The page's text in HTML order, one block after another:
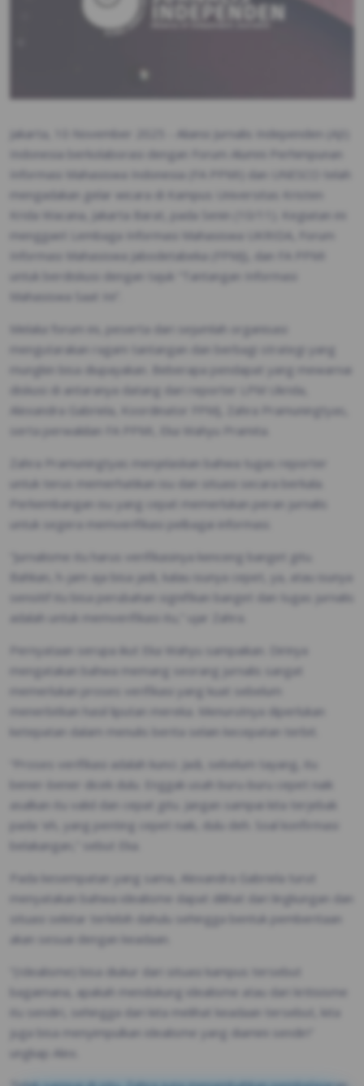
Jakarta, 10 November 2025 - Aliansi Jurnalis Independen (AJI)
Indonesia berkolaborasi dengan Forum Alumni Perhimpunan
Informasi Mahasiswa Indonesia (FA PPMI) dan UNESCO telah
mengadakan gelar wicara di Kampus Universitas Kristen
Krida Wacana, Jakarta Barat, pada Senin (10/11). Kegiatan ini
menggaet Lembaga Informasi Mahasiswa UKRIDA, Forum
Informasi Mahasiswa Jabodetabeka (FPMJ), dan FA PPMI
untuk berdiskusi dengan tajuk “Tantangan Informasi
Mahasiswa Saat Ini”.
Melalui forum ini, peserta dari sejumlah organisasi
mengutarakan ragam tantangan dan berbagi strategi yang
mungkin bisa diupayakan. Beberapa pendapat yang mewarnai
diskusi di antaranya datang dari reporter LPM Ukrida,
Alexandra Gabriela, Koordinator FPMJ, Zahra Pramuningtyas,
serta perwakilan FA PPMI, Eka Wahyu Pramita.
Zahra Pramuningtyas menjelaskan bahwa tugas reporter
untuk terus memerhatikan isu dan situasi secara berkala.
Perkembangan isu yang cepat memerlukan peran jurnalis
untuk segera memverifikasi pelbagai informasi.
“Jurnalisme itu harus verifikasinya kenceng banget gitu.
Bahkan, h-jam aja bisa jadi, kalau isunya cepet, ya, atau isunya
sensitif itu bisa perubahan signifikan banget dan tugas jurnalis
adalah untuk memverifikasi itu,” ujar Zahra.
Pernyataan serupa ikut Eka Wahyu sampaikan. Dirinya
mengatakan bahwa memang seorang jurnalis sangat
memerlukan proses verifikasi yang kuat sebelum
menerbitkan hasil liputan mereka. Menurutnya diperlukan
ketepatan dalam menulis berita selain kecepatan terbit.
“Proses verifikasi adalah kunci. Jadi, sebelum tayang, itu
bener-bener dicek dulu. Enggak usah buru-buru cepet naik
asalkan itu valid dan cepat gitu. Jangan sampai kita terjebak
pada ‘eh, yang penting cepet naik, dulu deh. Soal konfirmasi
belakangan,” sebut Eka.
Pada kesempatan yang sama, Alexandra Gabriela turut
menyatakan bahwa idealisme dapat dilihat dari lingkungan dan
situasi sekitar terlebih dahulu sehingga bentuk pemberitaan
akan sesuai dengan keadaan.
“(Idealisme) bisa diukur dari situasi kampus tersebut
bagaimana, apakah mendukung idealisme atau dari kritisisme
itu sendiri, sehingga dari kita melihat keadaan tersebut, kita
juga bisa menyimpulkan idealisme yang diamini sendiri”
ungkap Alex.